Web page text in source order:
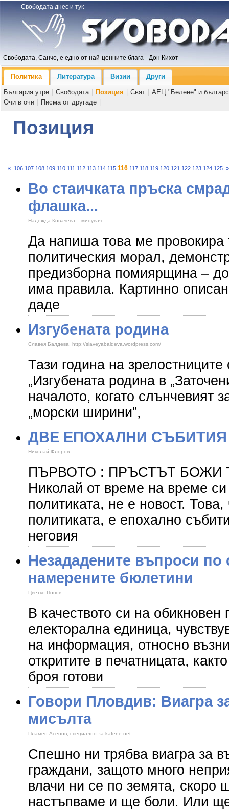
Свободата днес и тук
Свободата, Санчо, е едно от най-ценните блага - Дон Кихот
Политика Литература Визии
Други
България утре
Свободата Позиция Свят
АЕЦ "Белене" и
Очи в очи
Писма от другаде
Позиция
« 106 107 108 109 110 111 112 113 114 115 116 117 118 119 120 121 122 123 124 125 »
Во стаичката пръска
флашка...
Надежда Ковачева – минувач
Да напиша това ме провокира
политическия морал,
предизборна помиярщина –
има правила. Картинно
даде
Изгубената родина
Славея Балдева, http://slaveyabaldeva.wordpress.com/
Тази година на
„Изгубената родина в
началото, когато слънчевият
„морски ширини”,
ДВЕ ЕПОХАЛНИ СЪБИТИЯ
Николай Флоров
ПЪРВОТО : ПРЪСТЪТ БОЖИ
Николай от време на време си
политиката, не е новост.
политиката, е епохално
неговия
Незададените въпроси по
намерените бюлетини
Цветко Попов
В качеството си на обикновен
електорална единица,
на информация, относно
откритите в печатницата,
броя готови
Говори Пловдив: Виагра
мисълта
Пламен Асенов, специално за kafene.net
Спешно ни трябва виагра за
граждани, защото много
влачи ни се по земята, скоро
настъпваме и ще боли. Или